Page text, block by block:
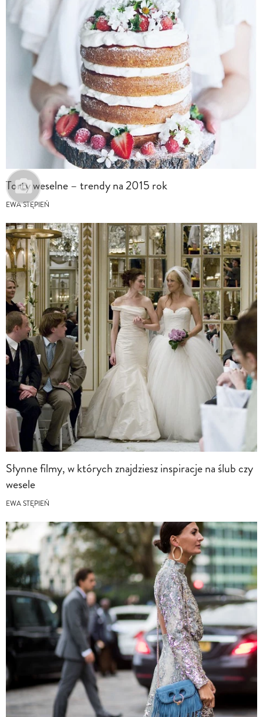
Torty weselne – trendy na 2015 rok
EWA STĘPIEŃ
Słynne filmy, w których znajdziesz inspiracje na ślub czy
wesele
EWA STĘPIEŃ